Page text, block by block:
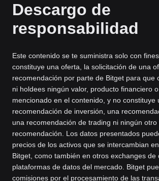
Descargo de
responsabilidad
Este contenido se te suministra solo con
constituye una oferta, la solicitación de una
recomendación por parte de Bitget para que
ni holdees ningún valor, producto financiero
mencionado en el contenido, y no constituye
recomendación de inversión, una
una recomendación de trading ni ningún otro
recomendación. Los datos presentados
precios de los activos que se intercambian
Bitget, como también en otros exchanges de
plataformas de datos del mercado. Bitget
comisiones por el procesamiento de las